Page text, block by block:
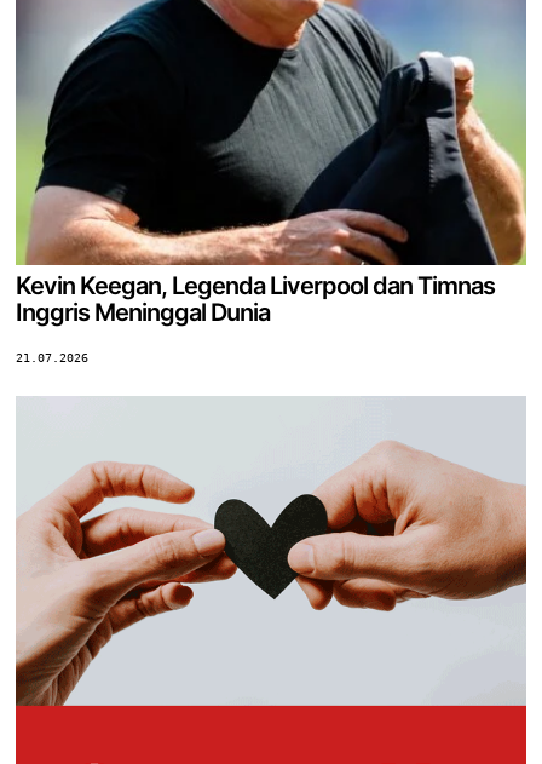
Kevin Keegan, Legenda Liverpool dan Timnas
Inggris Meninggal Dunia
21.07.2026